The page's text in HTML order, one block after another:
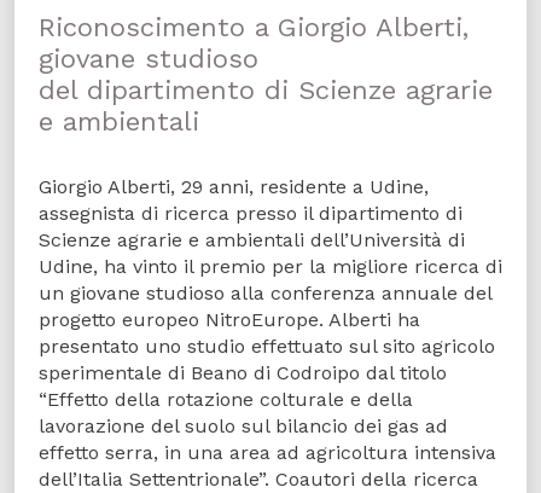
Riconoscimento a Giorgio Alberti,
giovane studioso
del dipartimento di Scienze agrarie
e ambientali
Giorgio Alberti, 29 anni, residente a Udine,
assegnista di ricerca presso il dipartimento di
Scienze agrarie e ambientali dell’Università di
Udine, ha vinto il premio per la migliore ricerca di
un giovane studioso alla conferenza annuale del
progetto europeo NitroEurope. Alberti ha
presentato uno studio effettuato sul sito agricolo
sperimentale di Beano di Codroipo dal titolo
“Effetto della rotazione colturale e della
lavorazione del suolo sul bilancio dei gas ad
effetto serra, in una area ad agricoltura intensiva
dell’Italia Settentrionale”. Coautori della ricerca